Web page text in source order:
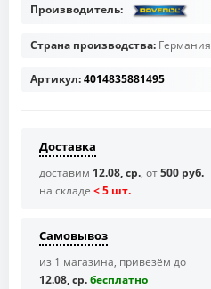
Производитель:
Страна производства: Германия
Артикул:4014835881495
Доставка
доставим 12.08, ср., от500 руб.
на складе < 5 шт.
Самовывоз
из 1 магазина, привезём до
12.08, ср.бесплaтно